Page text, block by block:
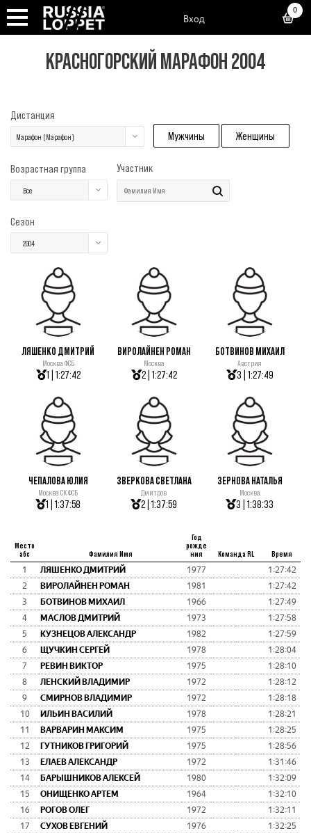
Вход
0
КРАСНОГОРСКИЙ МАРАФОН 2004
Дистанция
Марафон (Марафон) Мужчины Женщины
Возрастная группа
Все
Участник
Сезон
2004
ЛЯШЕНКО ДМИТРИЙ
Москва ФСБ
1 | 1:27:42
ВИРОЛАЙНЕН РОМАН
Москва
2 | 1:27:42
БОТВИНОВ МИХАИЛ
Австрия
3 | 1:27:49
ЧЕПАЛОВА ЮЛИЯ
Москва СК ФСБ
1 | 1:37:58
ЗВЕРКОВА СВЕТЛАНА
Дмитров
2 | 1:37:59
ЗЕРНОВА НАТАЛЬЯ
Москва
3 | 1:38:33
Место
абс
Фамилия Имя
Год
рожде
ния
Команда RL Время
1 ЛЯШЕНКО ДМИТРИЙ 1977 1:27:42
2
ВИРОЛАЙНЕН РОМАН 1981 1:27:42
3
БОТВИНОВ МИХАИЛ 1966 1:27:49
4
МАСЛОВ ДМИТРИЙ 1973 1:27:58
5
КУЗНЕЦОВ АЛЕКСАНДР 1982 1:27:59
6
ЩУЧКИН СЕРГЕЙ 1978 1:28:04
7
РЕВИН ВИКТОР 1975 1:28:10
8
ЛЕНСКИЙ ВЛАДИМИР 1972 1:28:12
9
СМИРНОВ ВЛАДИМИР 1972 1:28:18
10
ИЛЬИН ВАСИЛИЙ 1978 1:28:21
11
ВАРВАРИН МАКСИМ 1975 1:28:25
12
ГУТНИКОВ ГРИГОРИЙ 1975 1:28:56
13
ЕЛАЕВ АЛЕКСАНДР 1972 1:31:46
14
БАРЫШНИКОВ АЛЕКСЕЙ 1980 1:32:09
15
ОНИЩЕНКО АРТЕМ 1964 1:32:10
16
РОГОВ ОЛЕГ 1972 1:32:11
17
СУХОВ ЕВГЕНИЙ 1976 1:32:25